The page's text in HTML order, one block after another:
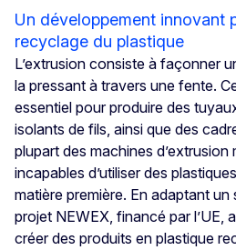
Un développement innovant
recyclage du plastique
L’extrusion consiste à façonner
la pressant à travers une fente.
essentiel pour produire des
isolants de fils, ainsi que des
plupart des machines
incapables d’utiliser des
matière première. En adaptant
projet NEWEX, financé par l’UE,
créer des produits en plastique